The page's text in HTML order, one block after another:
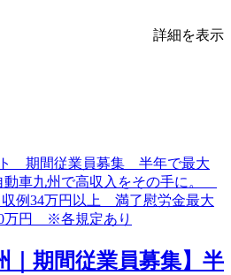
詳細を表示
｜期間従業員募集】半